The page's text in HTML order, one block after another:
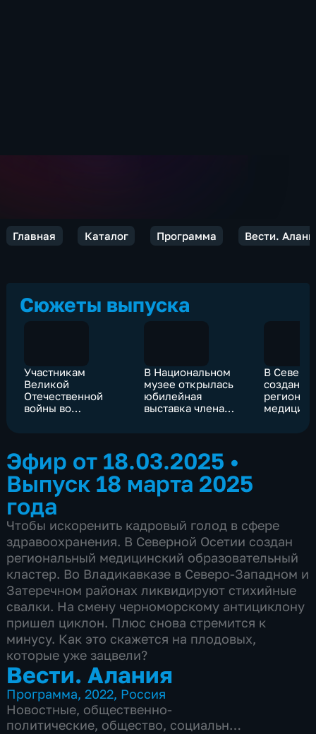
Главная Каталог Программа Вести.
Сюжеты выпуска
Участникам
Великой
Отечественной
войны во
"80 лет Победы".
В Национальном
музее открылась
юбилейная
выставка члена
Алихановой
В
создан
Эфир от 18.03.2025 •
Выпуск 18 марта 2025
года
Чтобы искоренить кадровый голод в сфере
здравоохранения. В Северной Осетии создан
региональный медицинский образовательный
кластер. Во Владикавказе в Северо-Западном и
Затеречном районах ликвидируют стихийные
свалки. На смену черноморскому антициклону
пришел циклон. Плюс снова стремится к
минусу. Как это скажется на плодовых,
которые уже зацвели?
Вести. Алания
Программа,2022, Россия
Новостные, общественно-
политические, общество, социально-